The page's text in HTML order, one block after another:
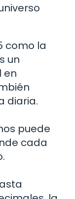
como la
un
en
diaria.
puede
cada